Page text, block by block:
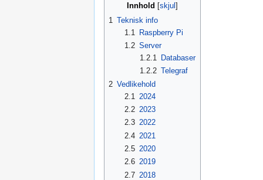
Innhold
1 Teknisk info
1.1
Raspberry Pi
1.2 Server
1.2.1
Databaser
1.2.2 Telegraf
2 Vedlikehold
2.1
2024
2.2 2023
2.3 2022
2.4 2021
2.5 2020
2.6 2019
2.7 2018